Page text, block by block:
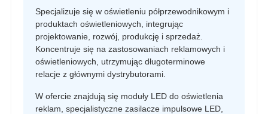
Specjalizuje się w oświetleniu półprzewodnikowym i
produktach oświetleniowych, integrując
projektowanie, rozwój, produkcję i sprzedaż.
Koncentruje się na zastosowaniach reklamowych i
oświetleniowych, utrzymując długoterminowe
relacje z głównymi dystrybutorami.
W ofercie znajdują się moduły LED do oświetlenia
reklam, specjalistyczne zasilacze impulsowe LED,